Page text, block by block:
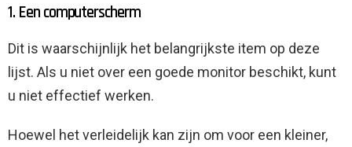
1. Een computerscherm
Dit is waarschijnlijk het belangrijkste item op deze
lijst. Als u niet over een goede monitor beschikt, kunt
u niet effectief werken.
Hoewel het verleidelijk kan zijn om voor een kleiner,